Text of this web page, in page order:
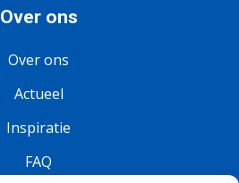
Over ons
Over ons
Actueel
Inspiratie
FAQ